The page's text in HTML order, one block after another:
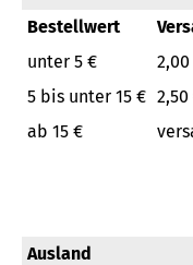
Bestellwert
unter 5 €
5 bis unter 15 € 2,50
ab 15 €
Ausland